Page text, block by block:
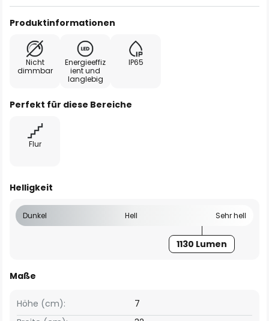
Produktinformationen
Nicht
dimmbar
Energieeffiz
ient und
langlebig
IP65
Perfekt für diese Bereiche
Flur
Helligkeit
Dunkel Hell Sehr hell
1130 Lumen
Maße
Höhe (cm): 7